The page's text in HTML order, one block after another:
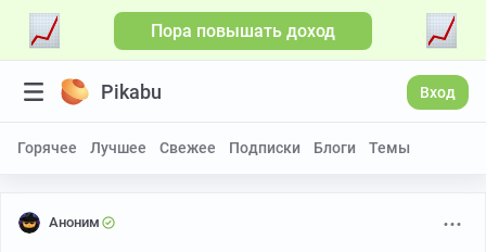
Пора повышать доход
Pikabu Вход
Горячее Лучшее Свежее Подписки Блоги Темы
Аноним